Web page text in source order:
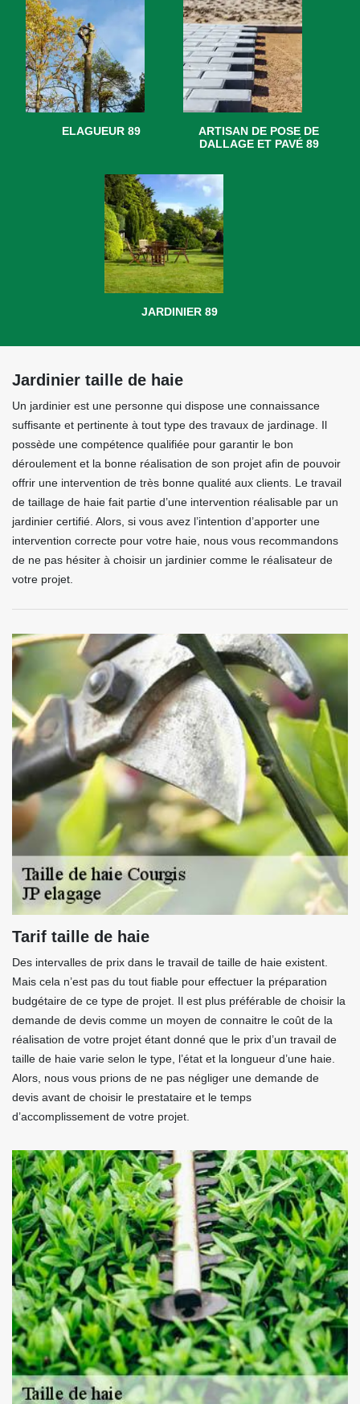
ELAGUEUR 89
ARTISAN DE POSE DE
DALLAGE ET PAVÉ 89
JARDINIER 89
Jardinier taille de haie
Un jardinier est une personne qui dispose une connaissance
suffisante et pertinente à tout type des travaux de jardinage. Il
possède une compétence qualifiée pour garantir le bon
déroulement et la bonne réalisation de son projet afin de pouvoir
offrir une intervention de très bonne qualité aux clients. Le travail
de taillage de haie fait partie d’une intervention réalisable par un
jardinier certifié. Alors, si vous avez l’intention d’apporter une
intervention correcte pour votre haie, nous vous recommandons
de ne pas hésiter à choisir un jardinier comme le réalisateur de
votre projet.
Tarif taille de haie
Des intervalles de prix dans le travail de taille de haie existent.
Mais cela n’est pas du tout fiable pour effectuer la préparation
budgétaire de ce type de projet. Il est plus préférable de choisir la
demande de devis comme un moyen de connaitre le coût de la
réalisation de votre projet étant donné que le prix d’un travail de
taille de haie varie selon le type, l’état et la longueur d’une haie.
Alors, nous vous prions de ne pas négliger une demande de
devis avant de choisir le prestataire et le temps
d’accomplissement de votre projet.